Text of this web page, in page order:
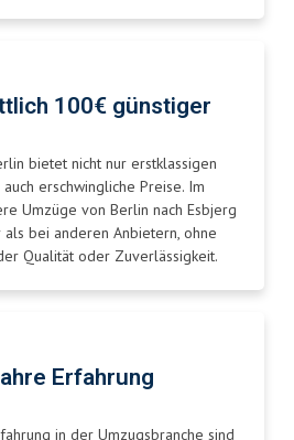
100€ günstiger
bietet nicht nur erstklassigen
erschwingliche Preise. Im
Umzüge von Berlin nach Esbjerg
bei anderen Anbietern, ohne
Qualität oder Zuverlässigkeit.
Erfahrung
in der Umzugsbranche sind